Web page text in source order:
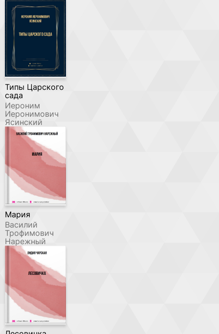
Типы Царского
сада
Иероним
Иеронимович
Ясинский
Мария
Василий
Трофимович
Нарежный